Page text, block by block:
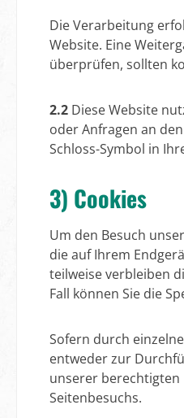
Die Verarbeitung
Website. Eine
überprüfen, sollten
2.2 Diese Website
oder Anfragen an
Schloss-Symbol in
3) Cookies
Um den Besuch
die auf Ihrem
teilweise verbleiben
Fall können Sie die
Sofern durch
entweder zur
unserer berechtigten
Seitenbesuchs.